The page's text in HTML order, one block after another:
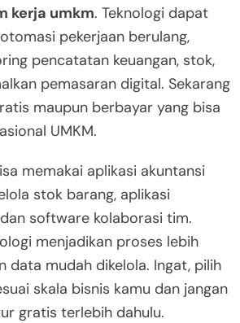
kerja umkm. Teknologi dapat
pekerjaan berulang,
pencatatan keuangan, stok,
pemasaran digital. Sekarang
maupun berbayar yang bisa
UMKM.
memakai aplikasi akuntansi
stok barang, aplikasi
software kolaborasi tim.
menjadikan proses lebih
data mudah dikelola. Ingat, pilih
skala bisnis kamu dan jangan
gratis terlebih dahulu.